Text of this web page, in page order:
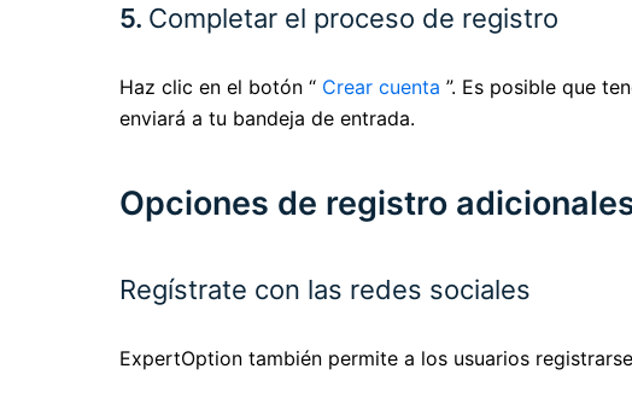
5. Completar el proceso de registro
Haz clic en el botón “ Crear cuenta ”. Es posible que
enviará a tu bandeja de entrada.
Opciones de registro
Regístrate con las redes sociales
ExpertOption también permite a los usuarios